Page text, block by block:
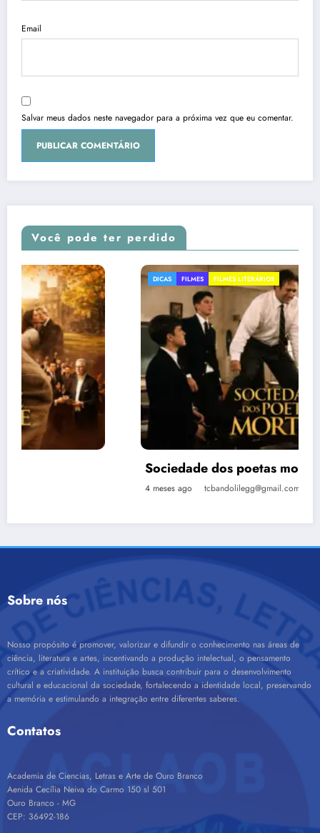
Email
Salvar meus dados neste navegador para a próxima vez que eu comentar.
Você pode ter perdido
DICAS FILMES FILMES LITERÁRIOS
Sociedade dos poetas mortos
tcbandolilegg@gmail.com
Sobre nós
Nosso propósito é promover, valorizar e difundir o conhecimento nas áreas de
ciência, literatura e artes, incentivando a produção intelectual, o pensamento
crítico e a criatividade. A instituição busca contribuir para o desenvolvimento
cultural e educacional da sociedade, fortalecendo a identidade local, preservando
a memória e estimulando a integração entre diferentes saberes.
Contatos
Academia de Ciencias, Letras e Arte de Ouro Branco
Aenida Cecília Neiva do Carmo 150 sl 501
Ouro Branco - MG
CEP: 36492-186